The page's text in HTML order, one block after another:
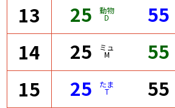
13 25 動物
D 55
14 25 ミュ
M 55
15 25 たま
T 55